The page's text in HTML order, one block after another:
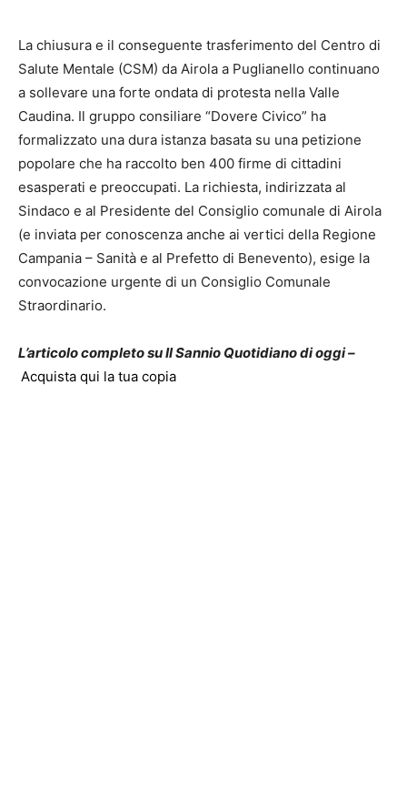
La chiusura e il conseguente trasferimento del Centro di
Salute Mentale (CSM) da Airola a Puglianello continuano
a sollevare una forte ondata di protesta nella Valle
Caudina. Il gruppo consiliare “Dovere Civico” ha
formalizzato una dura istanza basata su una petizione
popolare che ha raccolto ben 400 firme di cittadini
esasperati e preoccupati. La richiesta, indirizzata al
Sindaco e al Presidente del Consiglio comunale di Airola
(e inviata per conoscenza anche ai vertici della Regione
Campania – Sanità e al Prefetto di Benevento), esige la
convocazione urgente di un Consiglio Comunale
Straordinario.
L’articolo completo su Il Sannio Quotidiano di oggi –
Acquista qui la tua copia